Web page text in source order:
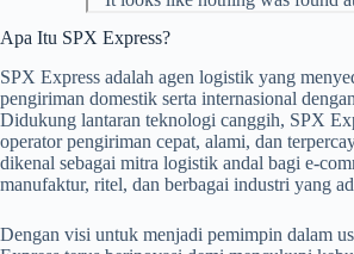
Apa Itu SPX Express?
SPX Express adalah agen logistik yang
pengiriman domestik serta internasional
Didukung lantaran teknologi canggih, SPX
operator pengiriman cepat, alami, dan
dikenal sebagai mitra logistik andal bagi e-
manufaktur, ritel, dan berbagai industri yang
Dengan visi untuk menjadi pemimpin dalam